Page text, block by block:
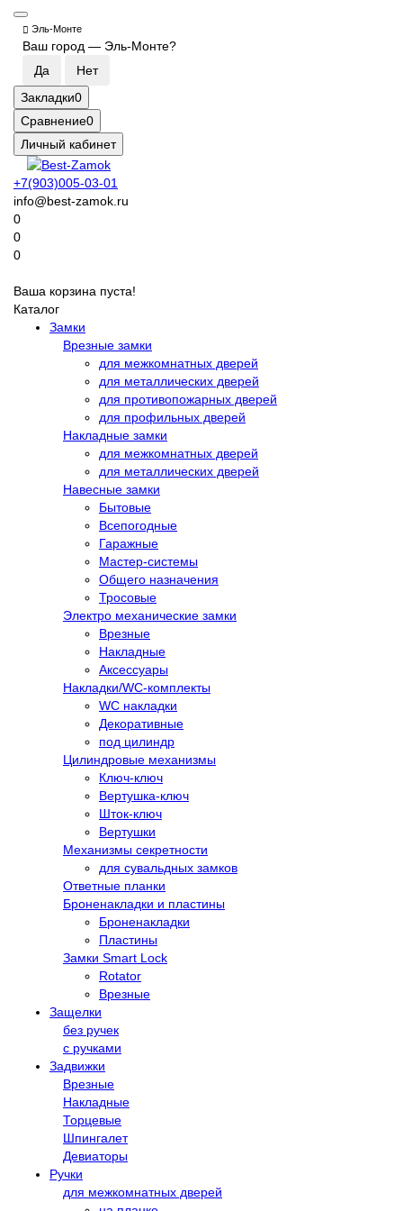
Эль-Монте
Ваш город — Эль-Монте?
Закладки0
Сравнение0
Личный кабинет
+7(903)005-03-01
info@best-zamok.ru
0
0
0
Ваша корзина пуста!
Каталог
Замки
Врезные замки
для межкомнатных дверей
для металлических дверей
для противопожарных дверей
для профильных дверей
Накладные замки
для межкомнатных дверей
для металлических дверей
Навесные замки
Бытовые
Всепогодные
Гаражные
Мастер-системы
Общего назначения
Тросовые
Электро механические замки
Врезные
Накладные
Аксессуары
Накладки/WC-комплекты
WC накладки
Декоративные
под цилиндр
Цилиндровые механизмы
Ключ-ключ
Вертушка-ключ
Шток-ключ
Вертушки
Механизмы секретности
для сувальдных замков
Ответные планки
Броненакладки и пластины
Броненакладки
Пластины
Замки Smart Lock
Rotator
Врезные
Защелки
без ручек
с ручками
Задвижки
Врезные
Накладные
Торцевые
Шпингалет
Девиаторы
Ручки
для межкомнатных дверей